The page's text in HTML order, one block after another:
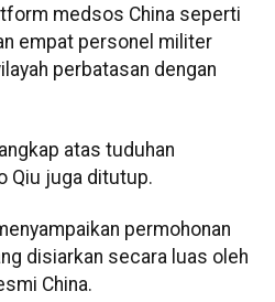
medsos China seperti
empat personel militer
perbatasan dengan
atas tuduhan
Qiu juga ditutup.
permohonan
disiarkan secara luas oleh
China.